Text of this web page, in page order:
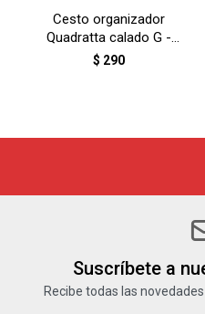
Cesto organizador
Quadratta calado G -
BLANCO
$ 290
Suscríbete a
Recibe todas las